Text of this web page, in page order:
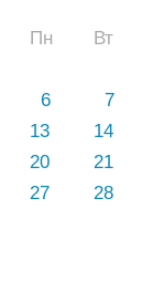
Пн Вт
6
7
13
14
20
21
27
28